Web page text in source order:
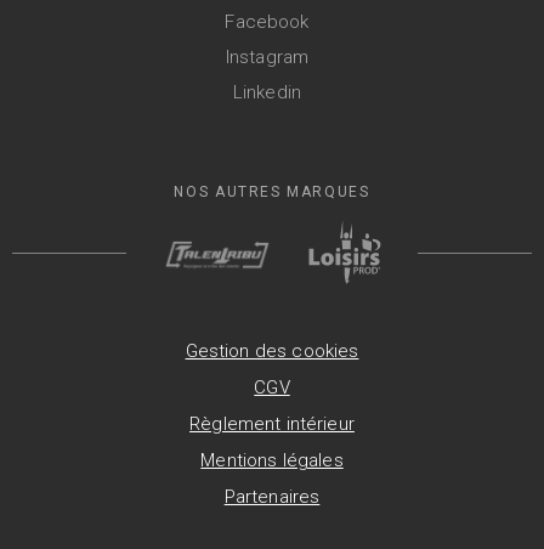
Facebook
Instagram
Linkedin
NOS AUTRES MARQUES
Gestion des cookies
CGV
Règlement intérieur
Mentions légales
Partenaires